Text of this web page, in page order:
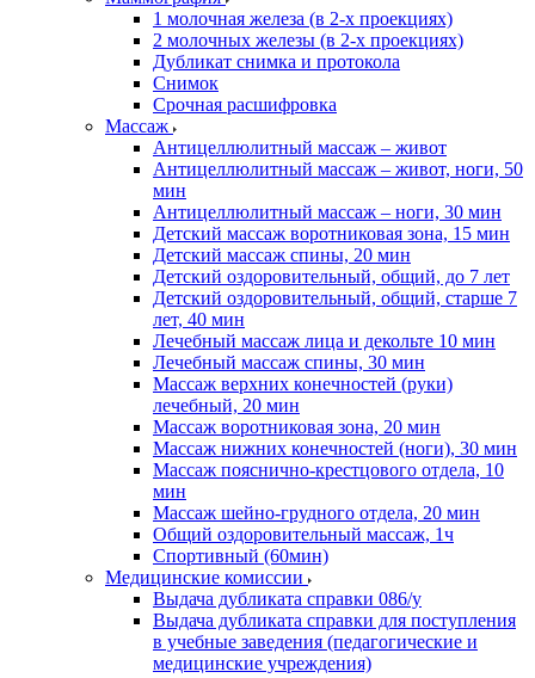
1 молочная железа (в 2-х проекциях)
2 молочных железы (в 2-х проекциях)
Дубликат снимка и протокола
Снимок
Срочная расшифровка
Массаж
Антицеллюлитный массаж – живот
Антицеллюлитный массаж – живот, ноги, 50
мин
Антицеллюлитный массаж – ноги, 30 мин
Детский массаж воротниковая зона, 15 мин
Детский массаж спины, 20 мин
Детский оздоровительный, общий, до 7 лет
Детский оздоровительный, общий, старше 7
лет, 40 мин
Лечебный массаж лица и декольте 10 мин
Лечебный массаж спины, 30 мин
Массаж верхних конечностей (руки)
лечебный, 20 мин
Массаж воротниковая зона, 20 мин
Массаж нижних конечностей (ноги), 30 мин
Массаж пояснично-крестцового отдела, 10
мин
Массаж шейно-грудного отдела, 20 мин
Общий оздоровительный массаж, 1ч
Спортивный (60мин)
Медицинские комиссии
Выдача дубликата справки 086/у
Выдача дубликата справки для поступления
в учебные заведения (педагогические и
медицинские учреждения)